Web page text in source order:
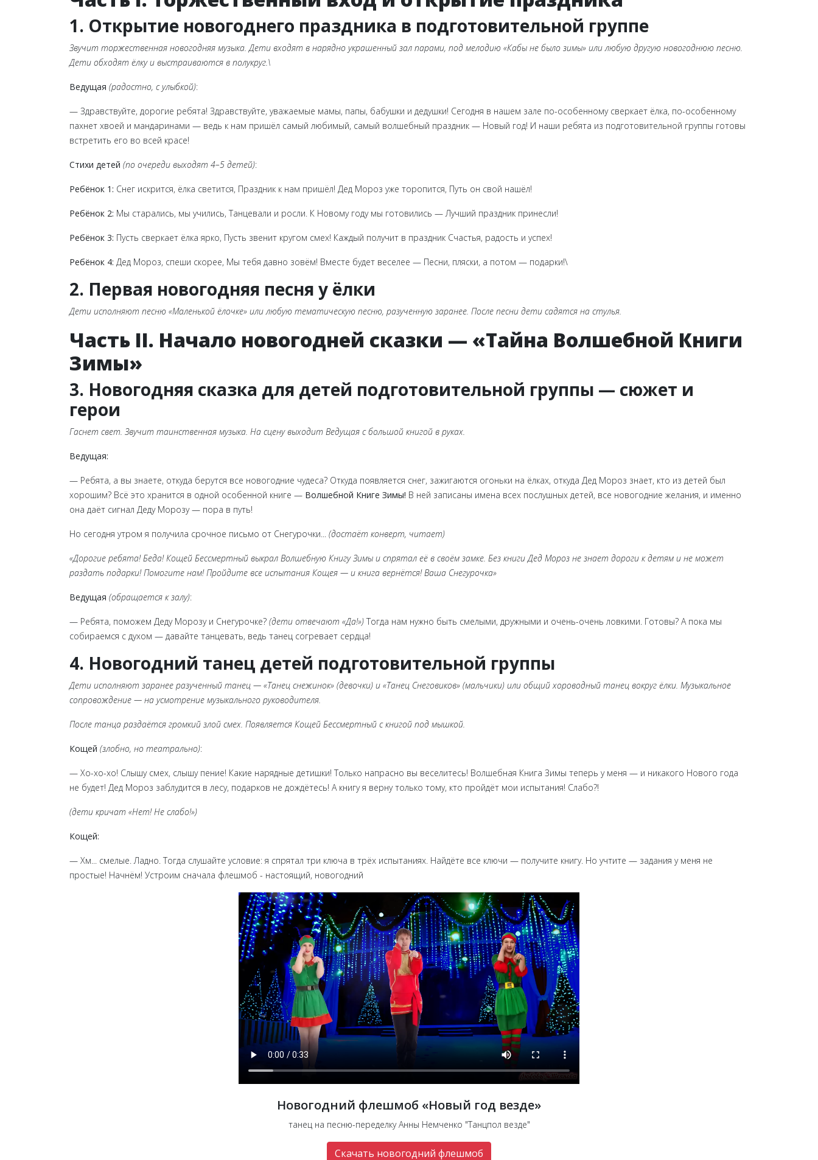
1. Открытие новогоднего праздника в подготовительной группе
Звучит торжественная новогодняя музыка. Дети входят в нарядно украшенный зал парами, под мелодию «Кабы не было зимы» или любую другую новогоднюю песню.
Дети обходят ёлку и выстраиваются в полукруг.\
Ведущая (радостно, с улыбкой):
— Здравствуйте, дорогие ребята! Здравствуйте, уважаемые мамы, папы, бабушки и дедушки! Сегодня в нашем зале по-особенному сверкает ёлка, по-особенному
пахнет хвоей и мандаринами — ведь к нам пришёл самый любимый, самый волшебный праздник — Новый год! И наши ребята из подготовительной группы готовы
встретить его во всей красе!
Стихи детей (по очереди выходят 4–5 детей):
Ребёнок 1: Снег искрится, ёлка светится, Праздник к нам пришёл! Дед Мороз уже торопится, Путь он свой нашёл!
Ребёнок 2: Мы старались, мы учились, Танцевали и росли. К Новому году мы готовились — Лучший праздник принесли!
Ребёнок 3: Пусть сверкает ёлка ярко, Пусть звенит кругом смех! Каждый получит в праздник Счастья, радость и успех!
Ребёнок 4: Дед Мороз, спеши скорее, Мы тебя давно зовём! Вместе будет веселее — Песни, пляски, а потом — подарки!\
2. Первая новогодняя песня у ёлки
Дети исполняют песню «Маленькой ёлочке» или любую тематическую песню, разученную заранее. После песни дети садятся на стулья.
Часть II. Начало новогодней сказки — «Тайна Волшебной Книги
Зимы»
3. Новогодняя сказка для детей подготовительной группы — сюжет и
герои
Гаснет свет. Звучит таинственная музыка. На сцену выходит Ведущая с большой книгой в руках.
Ведущая:
— Ребята, а вы знаете, откуда берутся все новогодние чудеса? Откуда появляется снег, зажигаются огоньки на ёлках, откуда Дед Мороз знает, кто из детей был
хорошим? Всё это хранится в одной особенной книге — Волшебной Книге Зимы! В ней записаны имена всех послушных детей, все новогодние желания, и именно
она даёт сигнал Деду Морозу — пора в путь!
Но сегодня утром я получила срочное письмо от Снегурочки... (достаёт конверт, читает)
«Дорогие ребята! Беда! Кощей Бессмертный выкрал Волшебную Книгу Зимы и спрятал её в своём замке. Без книги Дед Мороз не знает дороги к детям и не может
раздать подарки! Помогите нам! Пройдите все испытания Кощея — и книга вернётся! Ваша Снегурочка»
Ведущая (обращается к залу):
— Ребята, поможем Деду Морозу и Снегурочке? (дети отвечают «Да!») Тогда нам нужно быть смелыми, дружными и очень-очень ловкими. Готовы? А пока мы
собираемся с духом — давайте танцевать, ведь танец согревает сердца!
4. Новогодний танец детей подготовительной группы
Дети исполняют заранее разученный танец — «Танец снежинок» (девочки) и «Танец Снеговиков» (мальчики) или общий хороводный танец вокруг ёлки. Музыкальное
сопровождение — на усмотрение музыкального руководителя.
После танца раздаётся громкий злой смех. Появляется Кощей Бессмертный с книгой под мышкой.
Кощей (злобно, но театрально):
— Хо-хо-хо! Слышу смех, слышу пение! Какие нарядные детишки! Только напрасно вы веселитесь! Волшебная Книга Зимы теперь у меня — и никакого Нового года
не будет! Дед Мороз заблудится в лесу, подарков не дождётесь! А книгу я верну только тому, кто пройдёт мои испытания! Слабо?!
(дети кричат «Нет! Не слабо!»)
Кощей:
— Хм... смелые. Ладно. Тогда слушайте условие: я спрятал три ключа в трёх испытаниях. Найдёте все ключи — получите книгу. Но учтите — задания у меня не
простые! Начнём! Устроим сначала флешмоб - настоящий, новогодний
Новогодний флешмоб «Новый год везде»
танец на песню-переделку Анны Немченко "Танцпол везде"
Скачать новогодний флешмоб